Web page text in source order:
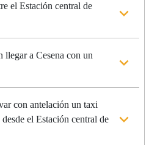
el Estación central de
llegar a Cesena con un
con antelación un taxi
el Estación central de